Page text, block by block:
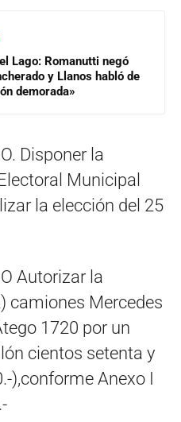
Lago: Romanutti negó
y Llanos habló de
demorada»
Disponer la
Municipal
la elección del 25
Autorizar la
camiones Mercedes
1720 por un
cientos setenta y
),conforme Anexo I